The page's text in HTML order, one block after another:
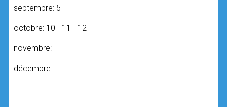
septembre: 5
octobre: 10 - 11 - 12
novembre:
décembre: